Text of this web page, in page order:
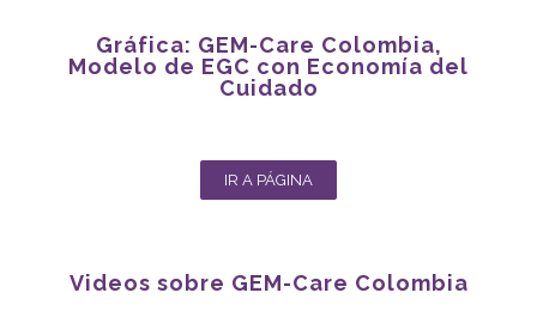
Gráfica: GEM-Care Colombia,
Modelo de EGC con Economía del
Cuidado
IR A PÁGINA
Videos sobre GEM-Care Colombia